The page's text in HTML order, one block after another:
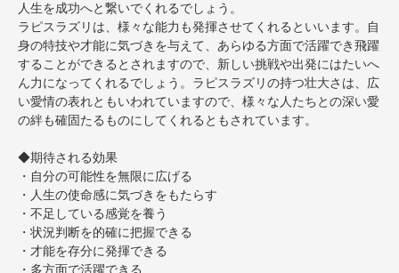
人生を成功へと繋いでくれるでしょう。
ラピスラズリは、様々な能力も発揮させてくれるといいます。自
身の特技や才能に気づきを与えて、あらゆる方面で活躍でき飛躍
することができるとされますので、新しい挑戦や出発にはたいへ
ん力になってくれるでしょう。ラピスラズリの持つ壮大さは、広
い愛情の表れともいわれていますので、様々な人たちとの深い愛
の絆も確固たるものにしてくれるともされています。
◆期待される効果
・自分の可能性を無限に広げる
・人生の使命感に気づきをもたらす
・不足している感覚を養う
・状況判断を的確に把握できる
・才能を存分に発揮できる
・多方面で活躍できる